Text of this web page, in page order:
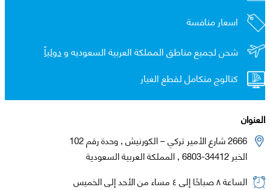
اسعار منافسة
شحن لجميع مناطق المملكة العربية السعوديه ودولياً
كتالوج متكامل لقطع الغيار
العنوان
2666 شارع الأمير تركي – الكورنيش , وحدة رقم 102
الخبر 34412-6803 , المملكة العربية السعودية
الساعة ٨ صباحًا إلى ٤ مساء من الأحد إلى الخميس